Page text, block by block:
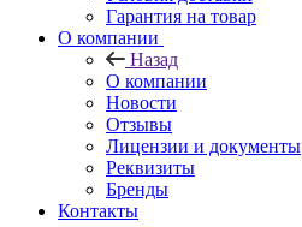
Гарантия на товар
О компании
Назад
О компании
Новости
Отзывы
Лицензии и документы
Реквизиты
Бренды
Контакты